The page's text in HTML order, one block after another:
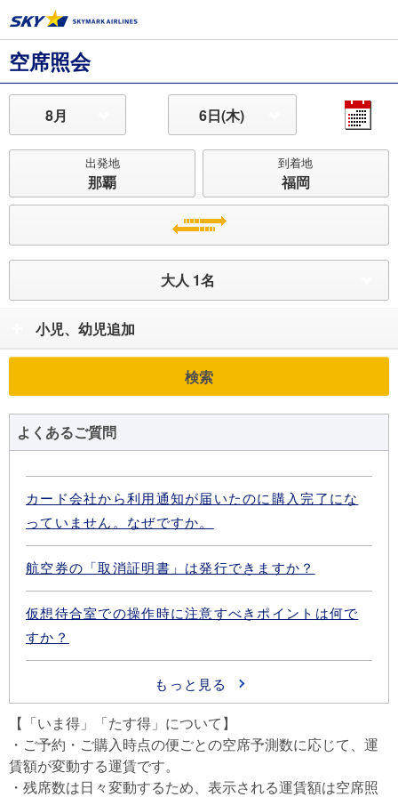
空席照会
8月 6日(木)
出発地
那覇
到着地
福岡
大人 1名
小児、幼児追加
検索
よくあるご質問
【「いま得」「たす得」について】
・ご予約・ご購入時点の便ごとの空席予測数に応じて、運
賃額が変動する運賃です。
・残席数は日々変動するため、表示される運賃額は空席照